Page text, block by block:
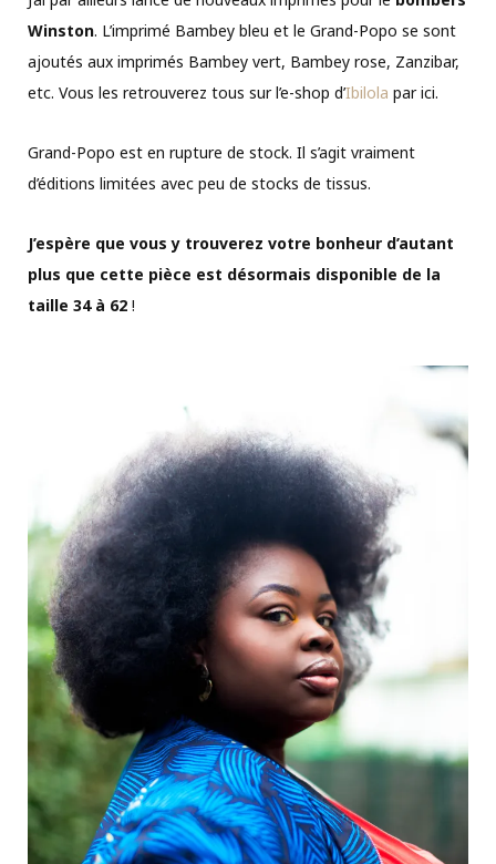
Winston. L’imprimé Bambey bleu et le Grand-Popo se sont
ajoutés aux imprimés Bambey vert, Bambey rose, Zanzibar,
etc. Vous les retrouverez tous sur l’e-shop d’Ibilola par ici.
Grand-Popo est en rupture de stock. Il s’agit vraiment
d’éditions limitées avec peu de stocks de tissus.
J’espère que vous y trouverez votre bonheur d’autant
plus que cette pièce est désormais disponible de la
taille 34 à 62 !